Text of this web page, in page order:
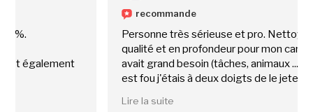
recommande
Personne très sérieuse et pro. Nettoyage de
qualité et en profondeur pour mon canapé qui en
avait grand besoin (tâches, animaux ...) Le résultat
est fou j'étais à deux doigts de le jeter.
Lire la suite